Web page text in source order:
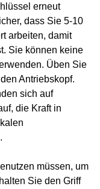
erneut
dass Sie 5-10
arbeiten, damit
Sie können keine
Üben Sie
Antriebskopf.
sich auf
die Kraft in
müssen, um
Sie den Griff